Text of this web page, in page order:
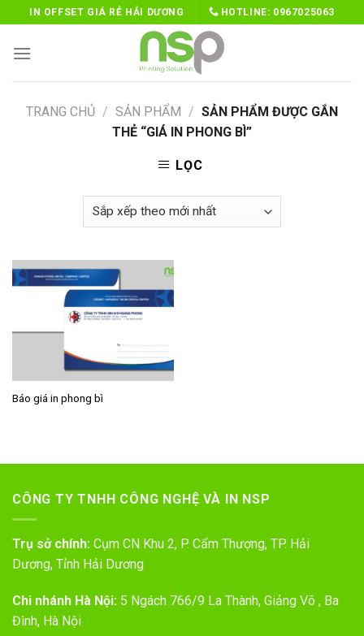
to
content
IN OFFSET GIÁ RẺ HẢI DƯƠNG HOTLINE: 0967025063
TRANG CHỦ / SẢN PHẨM / SẢN PHẨM ĐƯỢC GẮN
THẺ “GIÁ IN PHONG BÌ”
LỌC
Báo giá in phong bì
CÔNG TY TNHH CÔNG NGHỆ VÀ IN NSP
Trụ sở chính: Cụm CN Khu 2, P. Cẩm Thượng, TP. Hải
Dương, Tỉnh Hải Dương
Chi nhánh Hà Nội: 5 Ngách 766/9 La Thành, Giảng Võ , Ba
Đình, Hà Nội